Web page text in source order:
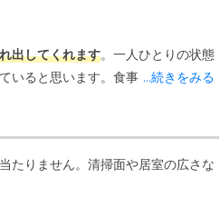
出してくれます。一人ひとりの状態
いると思います。食事は施設の中の
こそ、口に合うものを提供してもら
...続きをみる
たりません。清掃面や居室の広さな